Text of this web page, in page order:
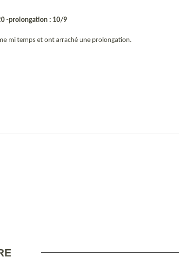
-prolongation : 10/9
mi temps et ont arraché une prolongation.